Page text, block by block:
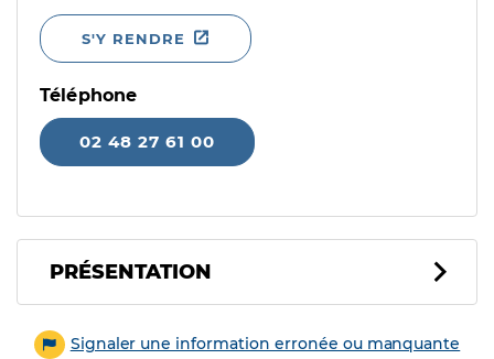
S'Y RENDRE
Téléphone
02 48 27 61 00
PRÉSENTATION
Signaler une information erronée ou manquante